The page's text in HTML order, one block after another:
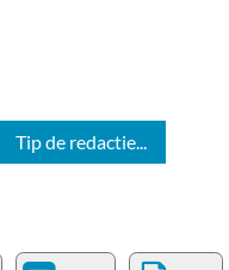
Tip de redactie...